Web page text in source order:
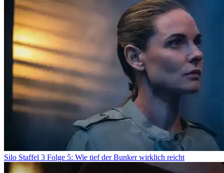
Silo Staffel 3 Folge 5: Wie tief der Bunker wirklich reicht